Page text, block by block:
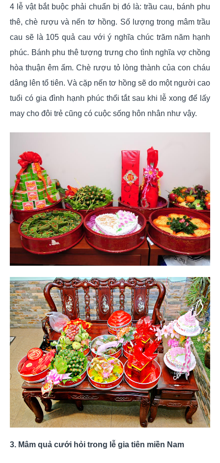
4 lễ vật bắt buộc phải chuẩn bị đó là: trầu cau, bánh phu
thê, chè rượu và nến tơ hồng. Số lượng trong mâm trầu
cau sẽ là 105 quả cau với ý nghĩa chúc trăm năm hạnh
phúc. Bánh phu thê tượng trưng cho tình nghĩa vợ chồng
hòa thuận êm ấm. Chè rượu tỏ lòng thành của con cháu
dâng lên tổ tiên. Và cặp nến tơ hồng sẽ do một người cao
tuổi có gia đình hạnh phúc thổi tắt sau khi lễ xong để lấy
may cho đôi trẻ cũng có cuộc sống hôn nhân như vậy.
3. Mâm quả cưới hỏi trong lễ gia tiên miền Nam